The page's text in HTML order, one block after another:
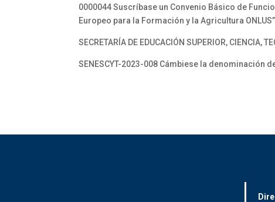
0000044 Suscríbase un Convenio Básico de
Europeo para la Formación y la Agricultura ONLUS”
SECRETARÍA DE EDUCACIÓN SUPERIOR, CIENCIA,
SENESCYT-2023-008 Cámbiese la denominación